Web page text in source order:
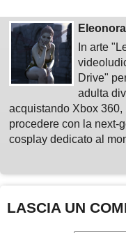
In arte
Drive"
adulta
acquistando Xbox 360,
procedere con la next-
cosplay dedicato al
LASCIA UN